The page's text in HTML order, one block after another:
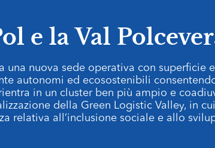
e la Val
una nuova sede operativa con superficie
autonomi ed ecosostenibili
in un cluster ben più ampio e
della Green Logistic Valley, in
relativa all’inclusione sociale e allo